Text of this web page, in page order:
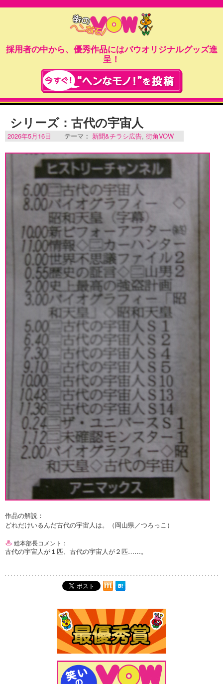
採用者の中から、優秀作品にはバウオリジナルグッズ進
呈！
シリーズ：古代の宇宙人
2026年5月16日 テーマ： 新聞&チラシ広告, 街角VOW
作品の解説：
どれだけいるんだ古代の宇宙人は。（岡山県／つろっこ）
総本部長コメント：
古代の宇宙人が１匹、古代の宇宙人が２匹……。